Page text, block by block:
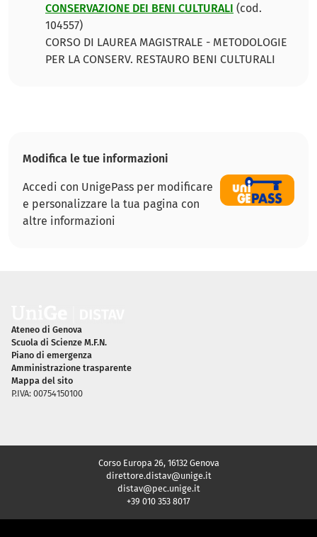
CONSERVAZIONE DEI BENI CULTURALI (cod.
104557)
CORSO DI LAUREA MAGISTRALE - METODOLOGIE
PER LA CONSERV. RESTAURO BENI CULTURALI
Modifica le tue informazioni
Accedi con UnigePass per modificare
e personalizzare la tua pagina con
altre informazioni
Piè di pagina
Ateneo di Genova
Scuola di Scienze M.F.N.
Piano di emergenza
Amministrazione trasparente
Mappa del sito
P.IVA: 00754150100
Corso Europa 26, 16132 Genova
direttore.distav@unige.it
distav@pec.unige.it
+39 010 353 8017